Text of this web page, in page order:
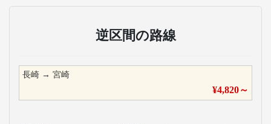
逆区間の路線
長崎 → 宮崎
¥4,820～